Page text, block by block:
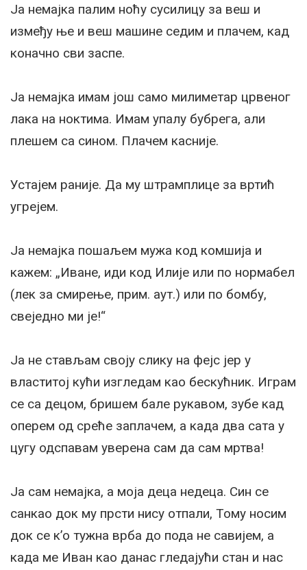
Ја немајка палим ноћу сусилицу за веш и
између ње и веш машине седим и плачем, кад
коначно сви заспе.
Ја немајка имам још само милиметар црвеног
лака на ноктима. Имам упалу бубрега, али
плешем са сином. Плачем касније.
Устајем раније. Да му штрамплице за вртић
угрејем.
Ја немајка пошаљем мужа код комшија и
кажем: „Иване, иди код Илије или по нормабел
(лек за смирење, прим. аут.) или по бомбу,
свеједно ми је!“
Ја не стављам своју слику на фејс јер у
властитој кући изгледам као бескућник. Играм
се са децом, бришем бале рукавом, зубе кад
оперем од среће заплачем, а када два сата у
цугу одспавам уверена сам да сам мртва!
Ја сам немајка, а моја деца недеца. Син се
санкао док му прсти нису отпали, Тому носим
док се к’о тужна врба до пода не савијем, а
када ме Иван као данас гледајући стан и нас